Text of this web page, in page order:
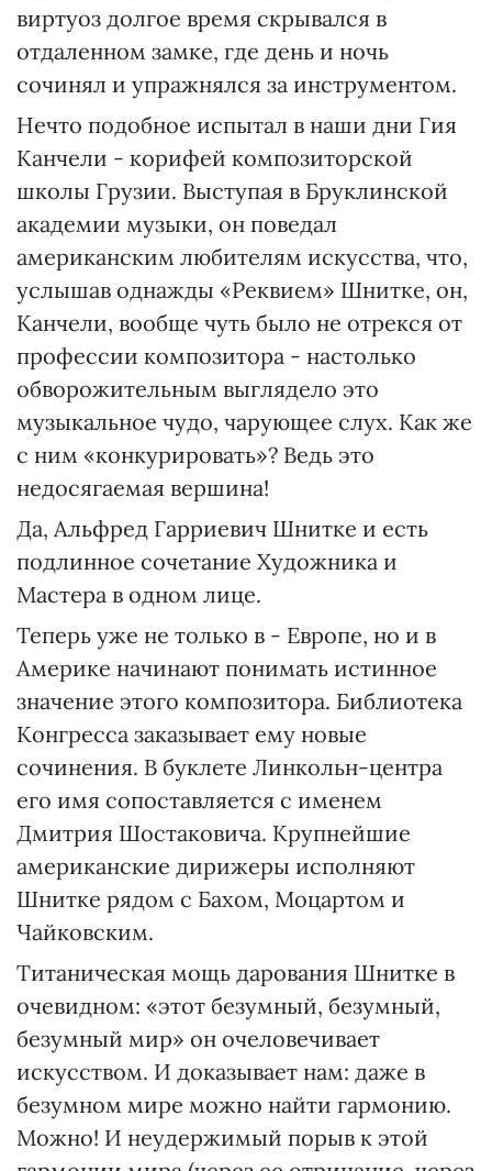
виртуоз долгое время скрывался в
отдаленном замке, где день и ночь
сочинял и упражнялся за инструментом.
Нечто подобное испытал в наши дни Гия
Канчели - корифей композиторской
школы Грузии. Выступая в Бруклинской
академии музыки, он поведал
американским любителям искусства, что,
услышав однажды «Реквием» Шнитке, он,
Канчели, вообще чуть было не отрекся от
профессии композитора - настолько
обворожительным выглядело это
музыкальное чудо, чарующее слух. Как же
с ним «конкурировать»? Ведь это
недосягаемая вершина!
Да, Альфред Гарриевич Шнитке и есть
подлинное сочетание Художника и
Мастера в одном лице.
Теперь уже не только в - Европе, но и в
Америке начинают понимать истинное
значение этого композитора. Библиотека
Конгресса заказывает ему новые
сочинения. В буклете Линкольн-центра
его имя сопоставляется с именем
Дмитрия Шостаковича. Крупнейшие
американские дирижеры исполняют
Шнитке рядом с Бахом, Моцартом и
Чайковским.
Титаническая мощь дарования Шнитке в
очевидном: «этот безумный, безумный,
безумный мир» он очеловечивает
искусством. И доказывает нам: даже в
безумном мире можно найти гармонию.
Можно! И неудержимый порыв к этой